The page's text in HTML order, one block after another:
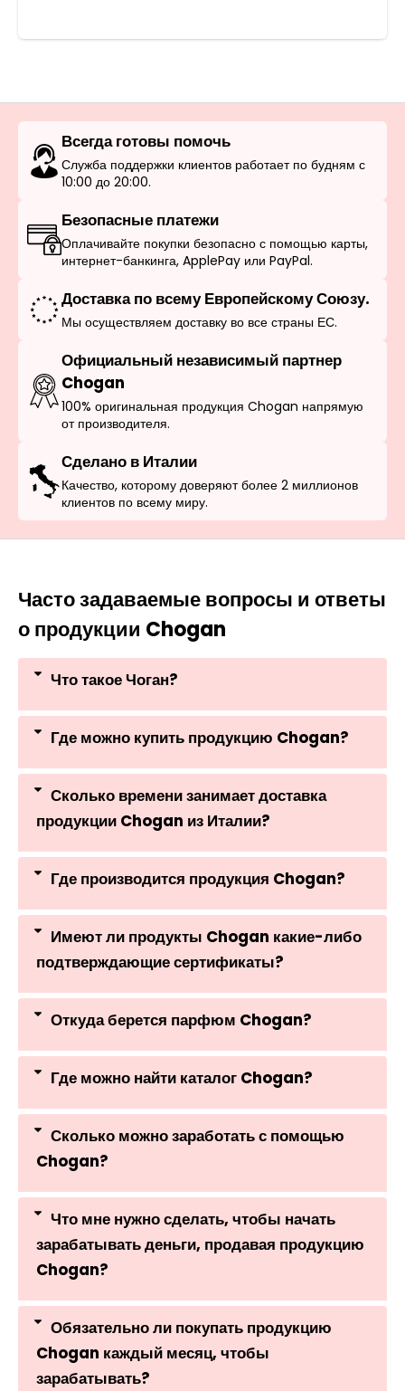
Всегда готовы помочь
Служба поддержки клиентов работает по будням с
10:00 до 20:00.
Безопасные платежи
Оплачивайте покупки безопасно с помощью карты,
интернет-банкинга, ApplePay или PayPal.
Доставка по всему Европейскому Союзу.
Мы осуществляем доставку во все страны ЕС.
Официальный независимый партнер
Chogan
100% оригинальная продукция Chogan напрямую
от производителя.
Сделано в Италии
Качество, которому доверяют более 2 миллионов
клиентов по всему миру.
Часто задаваемые вопросы и ответы
о продукции Chogan
Что такое Чоган?
Где можно купить продукцию Chogan?
Сколько времени занимает доставка
продукции Chogan из Италии?
Где производится продукция Chogan?
Имеют ли продукты Chogan какие-либо
подтверждающие сертификаты?
Откуда берется парфюм Chogan?
Где можно найти каталог Chogan?
Сколько можно заработать с помощью
Chogan?
Что мне нужно сделать, чтобы начать
зарабатывать деньги, продавая продукцию
Chogan?
Обязательно ли покупать продукцию
Chogan каждый месяц, чтобы
зарабатывать?